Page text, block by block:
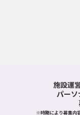
施設運
パーソ
※時期により募集内